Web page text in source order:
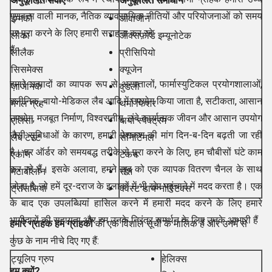
गुणवत्ता वाली मानक, नैतिक व्यावसायिक नीतियों और परियोजनाओं को समय
पर पूरा करने के लिए हमारी सराहना कर रहे
हैं।
हमारे उत्पादों का व्यापक रूप से अस्पतालों, फार्मास्युटिकल प्रयोगशालाओं,
क्लीनिक, बायो-मेडिकल लैब आदि में उपयोग किया जाता है, सटीकता, आसान
उपयोग, मजबूत निर्माण, विश्वसनीय, लंबे कार्यात्मक जीवन और आसान उपयोग
जैसी सुविधाओं के कारण, हमारी पेशकश की मांग दिन-ब-दिन बढ़ती जा रही
है। हर ऑर्डर को समयबद्ध तरीके से पूरा करने के लिए, हम चौबीसों घंटे काम
कर रहे हैं। इसके अलावा, हमने खुद को एक व्यापक वितरण चैनल के साथ
जोड़ा है, जो हमें दूर-दराज के इलाकों में भी खेप पहुंचाने में मदद करता है। एक
के बाद एक उपलब्धियां हासिल करने में हमारी मदद करने के लिए हमारे
भागीदारों की सहायता और हम उनके निरंतर समर्थन के लिए उनके आभारी हैं
।
इम्मको
लीका
लीलैक
सिसमेक्स
ज़ाजेनिक
मंगल ग्रह
एलिसा
लैब टेस्ट
एकॉन
मेटाबोलोन
ट्रांससिया
ओवाजीन
ऑक्सफ़ोर्ड इम्यूनोटेक
प्रीसिपियो
क्यूजेन
वुडली
थर्मो फिशर
बायो स्पेक्ट्रम
सेनिटिनल
टेकन
रॉश
क्वेस्ट डायग्नोस्टिक्स
हमारे ग्राहक हम ग्राहकोंकी एक विशाल सूची के मालिक हैं और उनमें से
कुछ के नाम नीचे दिए गए हैं:
ट्यूलिप ग्रुप
हेलिक्स